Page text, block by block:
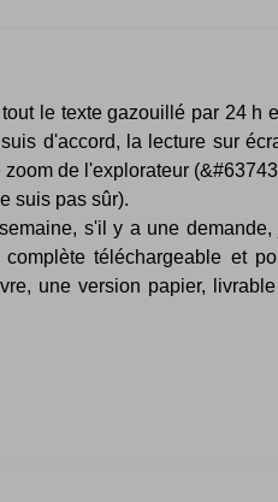
le texte gazouillé par 24 h
d'accord, la lecture sur
de l'explorateur
suis pas sûr).
s'il y a une demande,
téléchargeable et
une version papier,